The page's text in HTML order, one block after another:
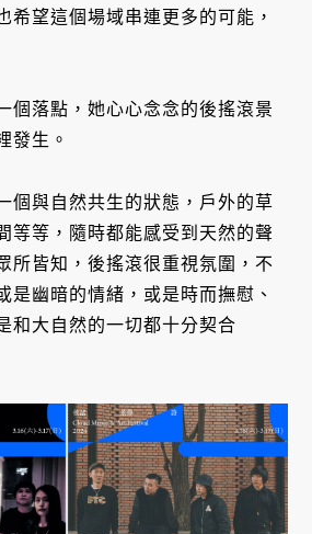
希望這個場域串連更多的可能，
個落點，她心心念念的後搖滾景
發生。
個與自然共生的狀態，戶外的草
等等，隨時都能感受到天然的聲
所皆知，後搖滾很重視氛圍，不
是幽暗的情緒，或是時而撫慰、
和大自然的一切都十分契合